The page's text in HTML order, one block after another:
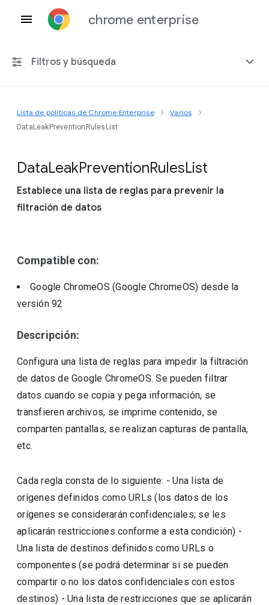
chrome enterprise
Filtros y búsqueda
Cualquier plataforma
Incluir políticas obsoletas
Lista de políticas de Chrome Enterprise Varios
DataLeakPreventionRulesList
DataLeakPreventionRulesList
Establece una lista de reglas para prevenir la
filtración de datos
Compatible con:
Google ChromeOS (Google ChromeOS) desde la
versión92
Descripción:
Configura una lista de reglas para impedir la filtración
de datos de Google ChromeOS. Se pueden filtrar
datos cuando se copia y pega información, se
transfieren archivos, se imprime contenido, se
comparten pantallas, se realizan capturas de pantalla,
etc.
Cada regla consta de lo siguiente: - Una lista de
orígenes definidos como URLs (los datos de los
orígenes se considerarán confidenciales; se les
aplicarán restricciones conforme a esta condición) -
Una lista de destinos definidos como URLs o
componentes (se podrá determinar si se pueden
compartir o no los datos confidenciales con estos
destinos) - Una lista de restricciones que se aplicarán